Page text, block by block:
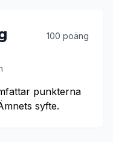
100 poäng
punkterna
syfte.